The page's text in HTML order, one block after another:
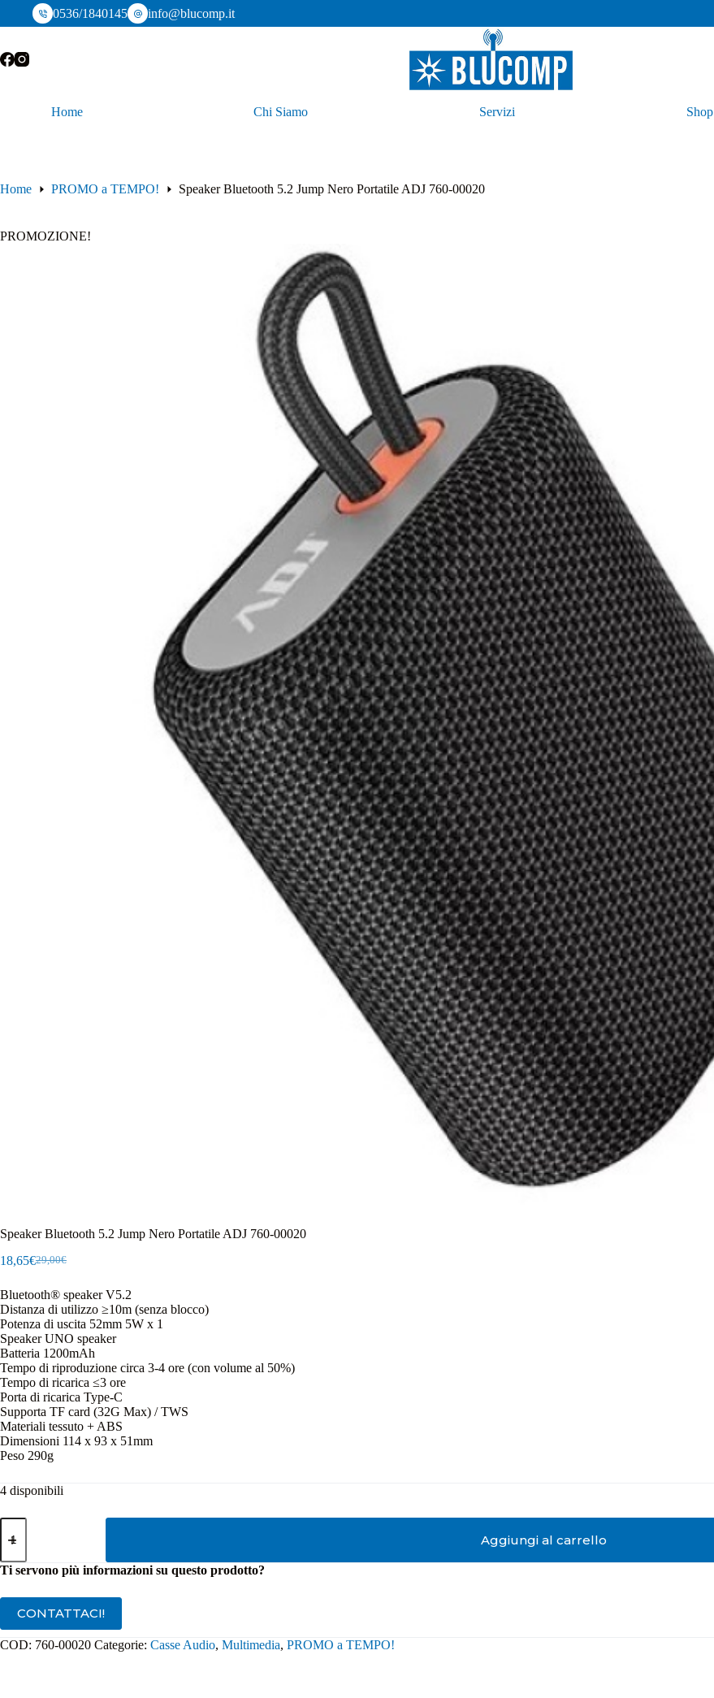
0536/1840145 info@blucomp.it
Home Chi Siamo Servizi Shop
Home PROMO a TEMPO! Speaker Bluetooth 5.2 Jump Nero Portatile ADJ 760-00020
PROMOZIONE!
Speaker Bluetooth 5.2 Jump Nero Portatile ADJ 760-00020
29,00€
Il
originale
era:
29,00€.
18,65€Il
attuale
è:
18,65€.
Bluetooth® speaker V5.2
Distanza di utilizzo ≥10m (senza blocco)
Potenza di uscita 52mm 5W x 1
Speaker UNO speaker
Batteria 1200mAh
Tempo di riproduzione circa 3-4 ore (con volume al 50%)
Tempo di ricarica ≤3 ore
Porta di ricarica Type-C
Supporta TF card (32G Max) / TWS
Materiali tessuto + ABS
Dimensioni 114 x 93 x 51mm
Peso 290g
4 disponibili
Speaker
Bluetooth
Jump
Nero
760-
00020
quantità
Aggiungi al carrello
Ti servono più informazioni su questo prodotto?
CONTATTACI!
COD: 760-00020 Categorie: Casse Audio, Multimedia, PROMO a TEMPO!